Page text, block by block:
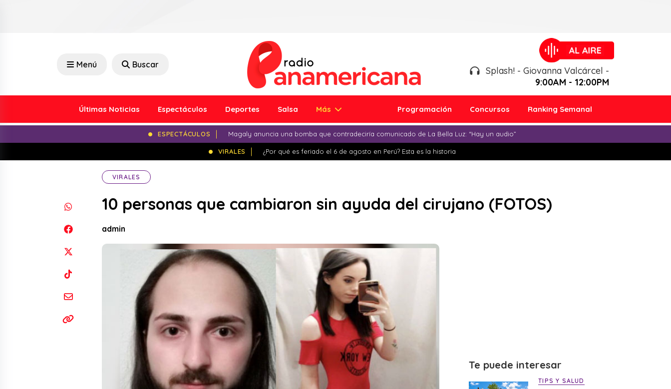
Menú Buscar
Splash! - Giovanna Valcárcel -
9:00AM - 12:00PM
Últimas Noticias Espectáculos Deportes Salsa Más Programación Concursos Ranking Semanal
ESPECTÁCULOS Magaly anuncia una bomba que contradeciría comunicado de La Bella Luz: “Hay un audio”
VIRALES ¿Por qué es feriado el 6 de agosto en Perú? Esta es la historia
VIRALES
10 personas que cambiaron sin ayuda del cirujano (FOTOS)
admin
Te puede interesar
TIPS Y SALUD